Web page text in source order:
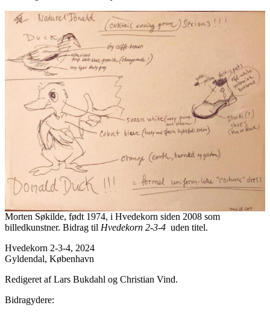
Morten Søkilde, født 1974, i Hvedekorn siden 2008 som
billedkunstner. Bidrag til Hvedekorn 2-3-4 uden titel.
Hvedekorn 2-3-4, 2024
Gyldendal, København
Redigeret af Lars Bukdahl og Christian Vind.
Bidragydere: